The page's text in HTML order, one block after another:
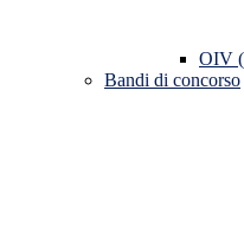
OIV
Bandi di concorso